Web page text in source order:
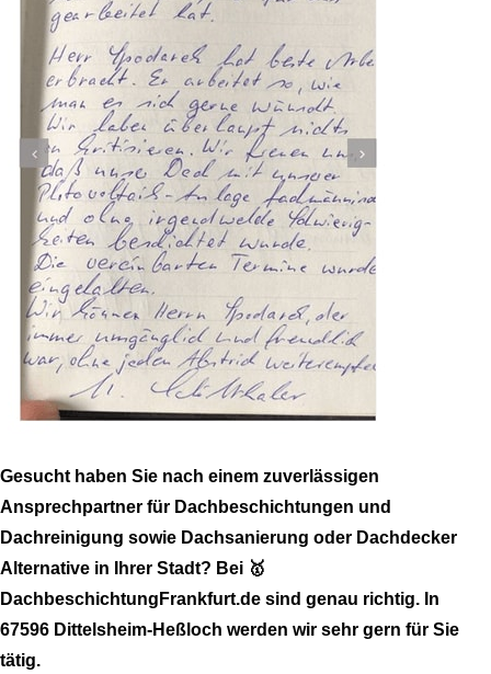
Gesucht haben Sie nach einem zuverlässigen
Ansprechpartner für Dachbeschichtungen und
Dachreinigung sowie Dachsanierung oder Dachdecker
Alternative in Ihrer Stadt? Bei 🥇
DachbeschichtungFrankfurt.de sind genau richtig. In
67596 Dittelsheim-Heßloch werden wir sehr gern für Sie
tätig.